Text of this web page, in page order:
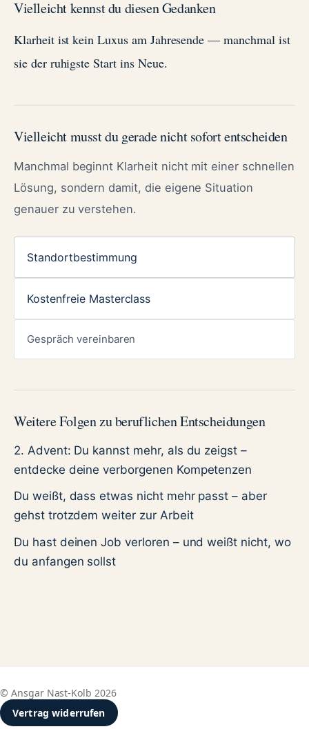
Vielleicht kennst du diesen Gedanken
Klarheit ist kein Luxus am Jahresende — manchmal ist
sie der ruhigste Start ins Neue.
Vielleicht musst du gerade nicht sofort entscheiden
Manchmal beginnt Klarheit nicht mit einer schnellen
Lösung, sondern damit, die eigene Situation
genauer zu verstehen.
Standortbestimmung
Kostenfreie Masterclass
Gespräch vereinbaren
Weitere Folgen zu beruflichen Entscheidungen
2. Advent: Du kannst mehr, als du zeigst –
entdecke deine verborgenen Kompetenzen
Du weißt, dass etwas nicht mehr passt – aber
gehst trotzdem weiter zur Arbeit
Du hast deinen Job verloren – und weißt nicht, wo
du anfangen sollst
© Ansgar Nast-Kolb 2026
Vertrag widerrufen